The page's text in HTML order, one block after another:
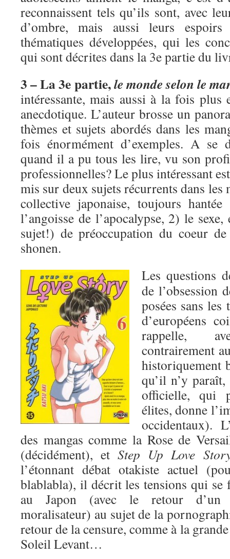
reconnaissent tels qu’ils sont, avec
d’ombre, mais aussi leurs
thématiques développées, qui les
qui sont décrites dans la 3e partie du
3 – La 3e partie,le monde selon le
intéressante, mais aussi à la fois plus
anecdotique. L’auteur brosse un
thèmes et sujets abordés dans les
fois énormément d’exemples. A se
quand il a pu tous les lire, vu son
professionnelles? Le plus intéressant
mis sur deux sujets récurrents dans les
collective japonaise, toujours
l’angoisse de l’apocalypse, 2) le
sujet!) de préoccupation du coeur
shonen.
Les questions
de l’obsession
posées sans
d’européens
rappelle,
contrairement
historiquement
qu’il n’y
officielle, qui
élites, donne
occidentaux).
des mangas comme la Rose de
(décidément), etStep Up Love
l’étonnant débat otakiste actuel
blablabla), il décrit les tensions qui
au Japon (avec le retour d’un
moralisateur) au sujet de la
retour de la censure, comme à la
Soleil Levant…